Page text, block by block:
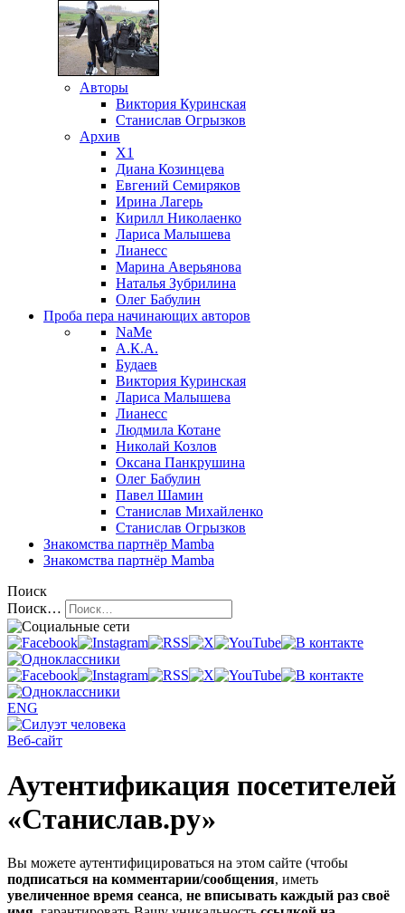
Авторы
Виктория Куринская
Станислав Огрызков
Архив
X1
Диана Козинцева
Евгений Семиряков
Ирина Лагерь
Кирилл Николаенко
Лариса Малышева
Лианесс
Марина Аверьянова
Наталья Зубрилина
Олег Бабулин
Проба пера начинающих авторов
NaMe
А.К.А.
Будаев
Виктория Куринская
Лариса Малышева
Лианесс
Людмила Котане
Николай Козлов
Оксана Панкрушина
Олег Бабулин
Павел Шамин
Станислав Михайленко
Станислав Огрызков
Знакомства партнёр Mamba
Знакомства партнёр Mamba
Поиск
Поиск…
ENG
Веб-сайт
Аутентификация посетителей
«Станислав.ру»
Вы можете аутентифицироваться на этом сайте (чтобы
подписаться на комментарии/сообщения, иметь
увеличенное время сеанса, не вписывать каждый раз своё